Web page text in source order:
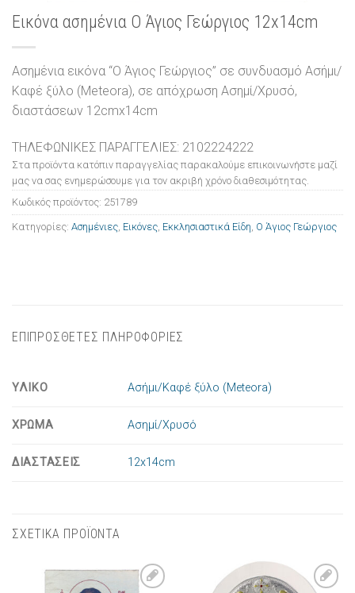
Εικόνα ασημένια Ο Άγιος Γεώργιος 12x14cm
Ασημένια εικόνα “Ο Άγιος Γεώργιος” σε συνδυασμό Ασήμι/
Καφέ ξύλο (Meteora), σε απόχρωση Ασημί/Χρυσό,
διαστάσεων 12cmx14cm
ΤΗΛΕΦΩΝΙΚΕΣ ΠΑΡΑΓΓΕΛΙΕΣ: 2102224222
Στα προϊόντα κατόπιν παραγγελίας παρακαλούμε επικοινωνήστε μαζί
μας να σας ενημερώσουμε για τον ακριβή χρόνο διαθεσιμότητας.
Κωδικός προϊόντος: 251789
Κατηγορίες: Ασημένιες Εικόνες Εκκλησιαστικά Είδη Ο Άγιος Γεώργιος
ΕΠΙΠΡΟΣΘΕΤΕΣ ΠΛΗΡΟΦΟΡΙΕΣ
ΥΛΙΚΟ Ασήμι/Καφέ ξύλο (Meteora)
ΧΡΩΜΑ Ασημί/Χρυσό
ΔΙΑΣΤΑΣΕΙΣ 12x14cm
ΣΧΕΤΙΚΑ ΠΡΟΪΟΝΤΑ